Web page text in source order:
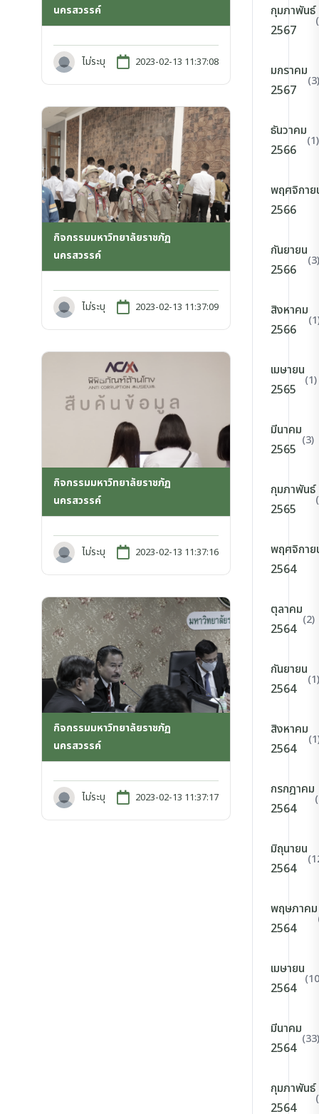
นครสวรรค์
ไม่ระบุ 2023-02-13 11:37:08
กิจกรรมมหาวิทยาลัยราชภัฏ
นครสวรรค์
ไม่ระบุ 2023-02-13 11:37:09
กิจกรรมมหาวิทยาลัยราชภัฏ
นครสวรรค์
ไม่ระบุ 2023-02-13 11:37:16
กิจกรรมมหาวิทยาลัยราชภัฏ
นครสวรรค์
ไม่ระบุ 2023-02-13 11:37:17
กุมภาพันธ์
2567
มกราคม
2567
(3)
ธันวาคม
2566
(1)
พฤศจิกาย
2566
กันยายน
2566
(3)
สิงหาคม
2566
เมษายน
2565
(1)
มีนาคม
2565
(3)
กุมภาพันธ์
2565
พฤศจิกาย
2564
ตุลาคม
2564
(2)
กันยายน
2564
(1)
สิงหาคม
2564
กรกฎาคม
2564
มิถุนายน
2564
พฤษภาคม
2564
เมษายน
2564
มีนาคม
2564
(33)
กุมภาพันธ์
2564